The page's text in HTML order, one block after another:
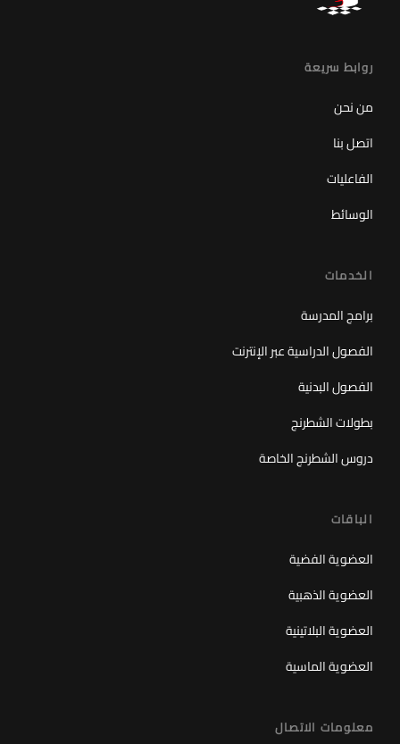
روابط سريعة
من نحن
اتصل بنا
الفاعليات
الوسائط
الخدمات
برامج المدرسة
الفصول الدراسية عبر الإنترنت
الفصول البدنية
بطولات الشطرنج
دروس الشطرنج الخاصة
الباقات
العضوية الفضية
العضوية الذهبية
العضوية البلاتينية
العضوية الماسية
معلومات الاتصال